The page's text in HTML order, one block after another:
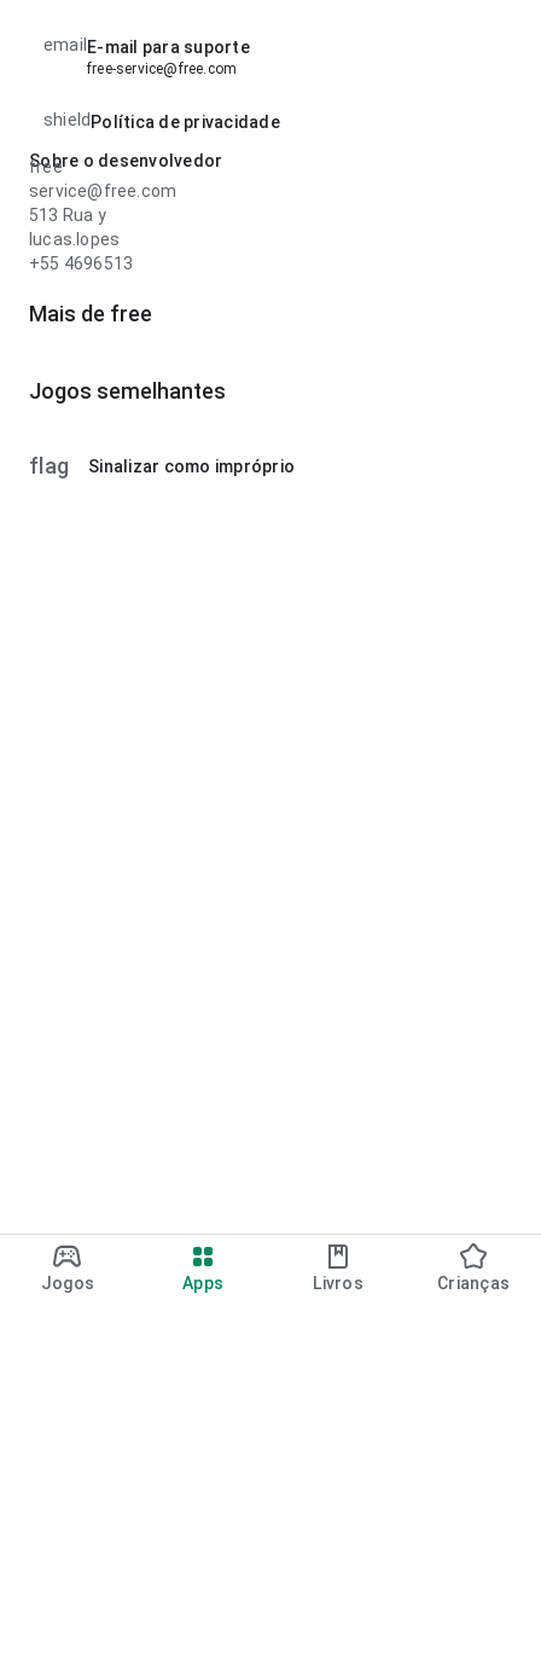
Jogos Apps Livros Crianças
email E-mail para suporte
free-service@free.com
shield Política de privacidade
Sobre o desenvolvedor
free
service@free.com
513 Rua y
lucas.lopes
+55 4696513
Mais de free
Jogos semelhantes
flag Sinalizar como impróprio